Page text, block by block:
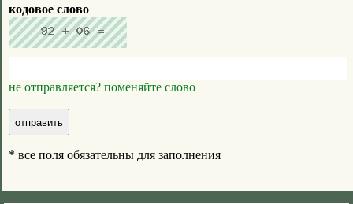
кодовое слово
не отправляется? поменяйте слово
* все поля обязательны для заполнения